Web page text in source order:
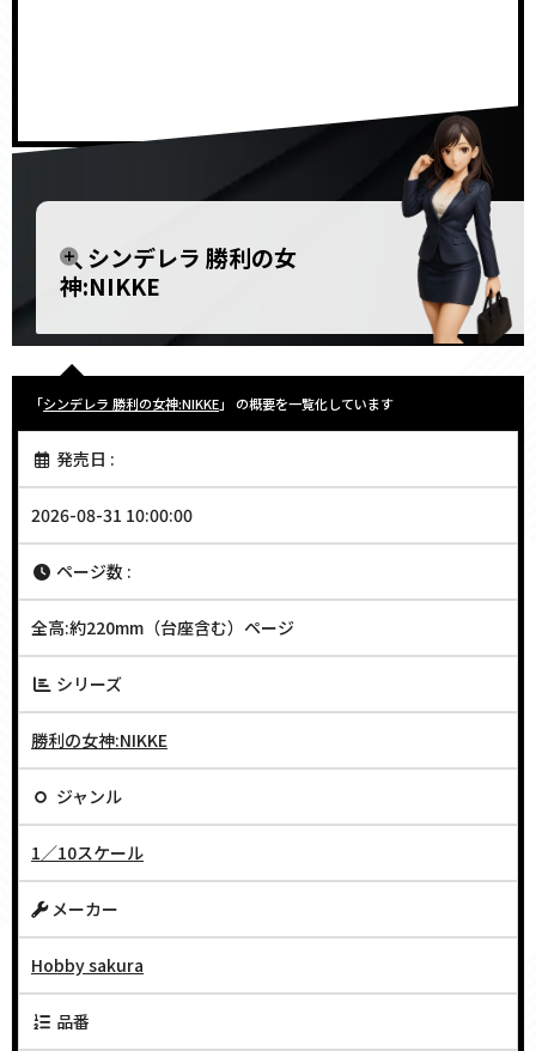
シンデレラ 勝利の女
神:NIKKE
「シンデレラ 勝利の女神:NIKKE」 の概要を一覧化しています
発売日 :
2026-08-31 10:00:00
ページ数 :
全高:約220mm（台座含む）ページ
シリーズ
勝利の女神:NIKKE
ジャンル
1／10スケール
メーカー
Hobby sakura
品番